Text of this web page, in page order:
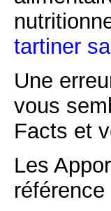
tartiner
Une
vous
Facts et
Les